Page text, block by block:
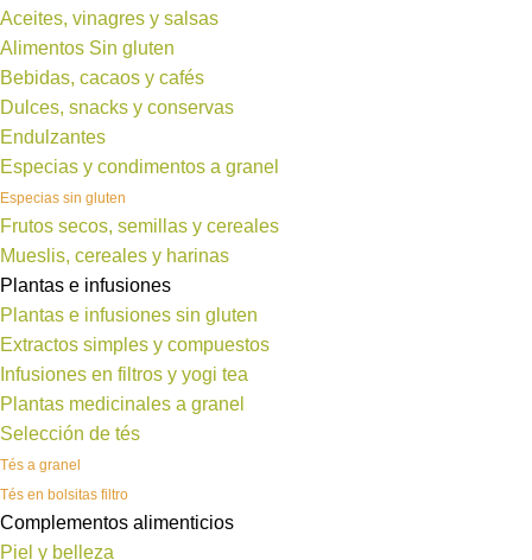
Aceites, vinagres y salsas
Alimentos Sin gluten
Bebidas, cacaos y cafés
Dulces, snacks y conservas
Endulzantes
Especias y condimentos a granel
Especias sin gluten
Frutos secos, semillas y cereales
Mueslis, cereales y harinas
Plantas e infusiones
Plantas e infusiones sin gluten
Extractos simples y compuestos
Infusiones en filtros y yogi tea
Plantas medicinales a granel
Selección de tés
Tés a granel
Tés en bolsitas filtro
Complementos alimenticios
Piel y belleza